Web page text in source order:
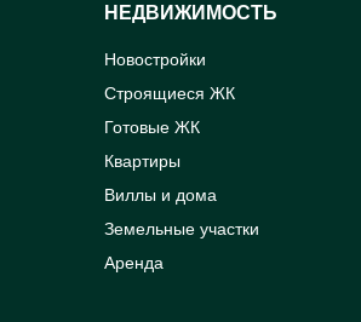
НЕДВИЖИМОСТЬ
Новостройки
Строящиеся ЖК
Готовые ЖК
Квартиры
Виллы и дома
Земельные участки
Аренда